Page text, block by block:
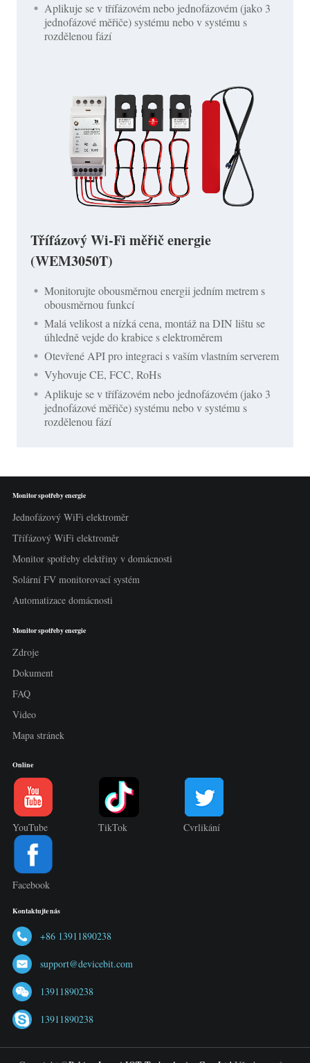
Aplikuje se v třífázovém nebo jednofázovém (jako 3
jednofázové měřiče) systému nebo v systému s
rozdělenou fází
Třífázový Wi-Fi měřič energie
(WEM3050T)
Monitorujte obousměrnou energii jedním metrem s
obousměrnou funkcí
Malá velikost a nízká cena, montáž na DIN lištu se
úhledně vejde do krabice s elektroměrem
Otevřené API pro integraci s vaším vlastním serverem
Vyhovuje CE, FCC, RoHs
Aplikuje se v třífázovém nebo jednofázovém (jako 3
jednofázové měřiče) systému nebo v systému s
rozdělenou fází
Monitor spotřeby energie
Jednofázový WiFi elektroměr
Třífázový WiFi elektroměr
Monitor spotřeby elektřiny v domácnosti
Solární FV monitorovací systém
Automatizace domácnosti
Monitor spotřeby energie
Zdroje
Dokument
FAQ
Video
Mapa stránek
Online
YouTube TikTok Cvrlikání
Facebook
Kontaktujte nás
+86 13911890238
support@devicebit.com
13911890238
13911890238